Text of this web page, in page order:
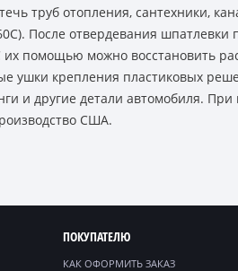
труб отопления, сантехники,
После отвердевания шпатлевки
их помощью можно восстановить
ушки крепления пластиковых
и другие детали автомобиля.
США.
ПОКУПАТЕЛЮ
КАК ОФОРМИТЬ ЗАКАЗ